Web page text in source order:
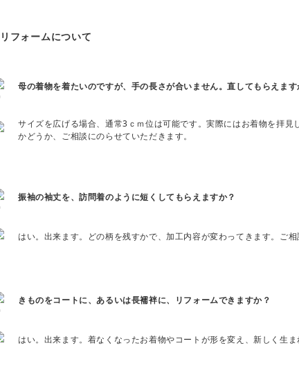
リフォームについて
母の着物を着たいのですが、手の長さが合いません。直してもらえます
サイズを広げる場合、通常3ｃｍ位は可能です。実際にはお着物を拝見
かどうか、ご相談にのらせていただきます。
振袖の袖丈を、訪問着のように短くしてもらえますか？
はい。出来ます。どの柄を残すかで、加工内容が変わってきます。ご相
きものをコートに、あるいは長襦袢に、リフォームできますか？
はい。出来ます。着なくなったお着物やコートが形を変え、新しく生ま